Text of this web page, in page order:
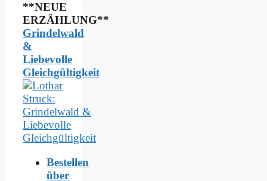
**NEUE
ERZÄHLUNG**
Grindelwald
&
Liebevolle
Gleichgültigkeit
Bestellen
über